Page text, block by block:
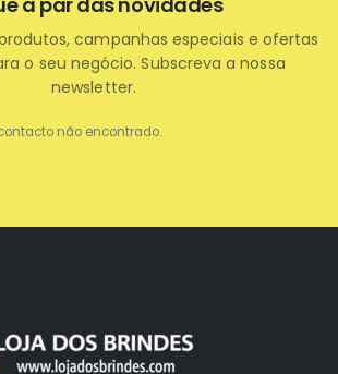
não encontrado.
campanhas especiais e ofertas
o seu negócio. Subscreva a nossa
newsletter.